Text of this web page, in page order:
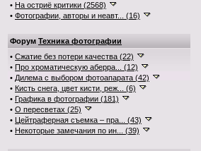
• На остриё критики (2568)
• Фотографии, авторы и неавт... (16)
Форум Техника фотографии
• Сжатие без потери качества (22)
• Про хроматическую аберра... (12)
• Дилема с выбором фотоапарата (42)
• Кисть снега, цвет кисти, реж... (6)
• Графика в фотографии (181)
• О пересветах (25)
• Цейтраферная съемка – пра... (43)
• Некоторые замечания по ин... (39)